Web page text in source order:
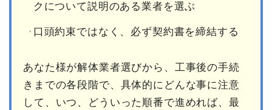
クについて説明のある業者を選ぶ
口頭約束ではなく、必ず契約書を締結する
あなた様が解体業者選びから、工事後の手続
きまでの各段階で、具体的にどんな事に注意
して、いつ、どういった順番で進めれば、最